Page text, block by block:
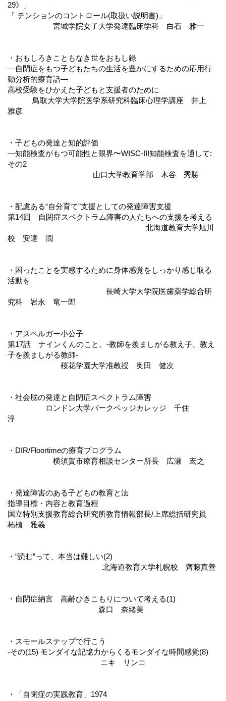
29》」
「 テンションのコントロール(取扱い説明書)」
宮城学院女子大学発達臨床学科 白石 雅一
・おもしろきこともなき世をおもし録
―自閉症をもつ子どもたちの生活を豊かにするための応用行
動分析的療育話―
高校受験をひかえた子どもと支援者のために
鳥取大学大学院医学系研究科臨床心理学講座 井上
雅彦
・子どもの発達と知的評価
―知能検査がもつ可能性と限界〜WISC-III知能検査を通して:
その2
山口大学教育学部 木谷 秀勝
・配慮ある“自分育て”支援としての発達障害支援
第14回 自閉症スペクトラム障害の人たちへの支援を考える
北海道教育大学旭川
校 安達 潤
・困ったことを実感するために身体感覚をしっかり感じ取る
活動を
長崎大学大学院医歯薬学総合研
究科 岩永 竜一郎
・アスペルガー小公子
第17話 ナインくんのこと。-教師を羨ましがる教え子、教え
子を羨ましがる教師-
桜花学園大学准教授 奥田 健次
・社会脳の発達と自閉症スペクトラム障害
ロンドン大学バークベッジカレッジ 千住
淳
・DIR/Floortimeの療育プログラム
横須賀市療育相談センター所長 広瀬 宏之
・発達障害のある子どもの教育と法
指導目標・内容と教育過程
国立特別支援教育総合研究所教育情報部長/上席総括研究員
柘植 雅義
・“読む”って、本当は難しい(2)
北海道教育大学札幌校 齊藤真善
・自閉症納言 高齢ひきこもりについて考える(1)
森口 奈緒美
・スモールステップで行こう
-その(15) モンダイな記憶力からくるモンダイな時間感覚(8)
ニキ リンコ
・「自閉症の実践教育」1974